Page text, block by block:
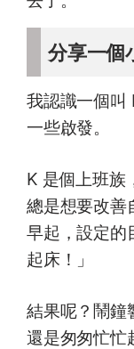
分享一個
我認識一個叫
一些啟發。
K 是個上班族
總是想要改善
早起，設定的
起床！」
結果呢？鬧鐘
還是匆匆忙忙